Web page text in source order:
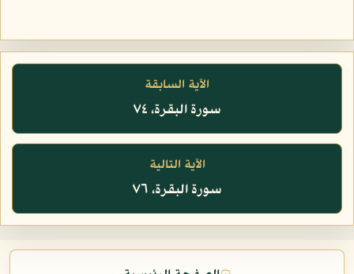
الآية السابقة
سورة البقرة، ٧٤
الآية التالية
سورة البقرة، ٧٦